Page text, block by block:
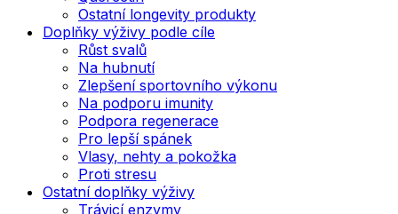
Ostatní longevity produkty
Doplňky výživy podle cíle
Růst svalů
Na hubnutí
Zlepšení sportovního výkonu
Na podporu imunity
Podpora regenerace
Pro lepší spánek
Vlasy, nehty a pokožka
Proti stresu
Ostatní doplňky výživy
Trávicí enzymy